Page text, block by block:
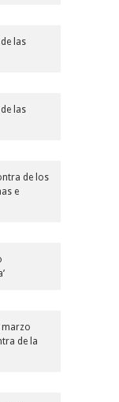
las
las
de los
e
marzo
de la